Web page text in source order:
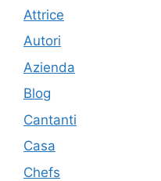
Attrice
Autori
Azienda
Blog
Cantanti
Casa
Chefs